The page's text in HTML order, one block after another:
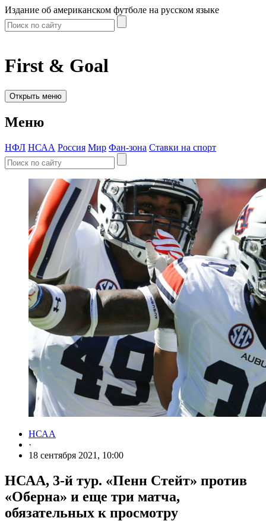
Издание об американском футболе на русском языке
First & Goal
Открыть меню
Меню
НФЛ НСАА Россия Мир Фан-зона Ставки на спорт
НСАА
·
18 сентября 2021, 10:00
НСАА, 3-й тур. «Пенн Стейт» против
«Оберна» и еще три матча,
обязательных к просмотру